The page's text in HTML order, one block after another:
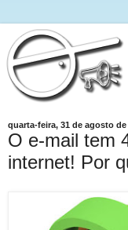
quarta-feira, 31 de agosto de
O e-mail tem
internet! Por